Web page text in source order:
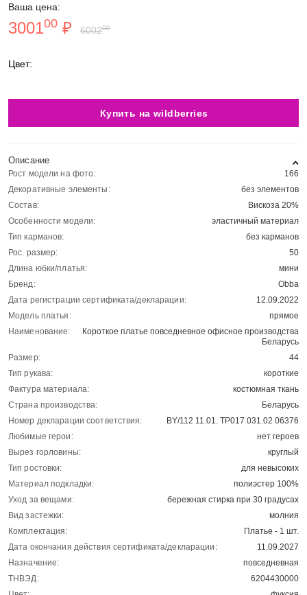
Ваша цена:
300100 ₽ 600200
Цвет:
Купить на wildberries
Описание
Рост модели на фото:
166
Декоративные элементы:
без элементов
Состав:
Вискоза 20%
Особенности модели:
эластичный материал
Тип карманов:
без карманов
Рос. размер:
50
Длина юбки/платья:
мини
Бренд:
Obba
Дата регистрации сертификата/декларации:
12.09.2022
Модель платья:
прямое
Наименование:
Короткое платье повседневное офисное производства
Беларусь
Размер:
44
Тип рукава:
короткие
Фактура материала:
костюмная ткань
Страна производства:
Беларусь
Номер декларации соответствия:
BY/112 11.01. TP017 031.02 06376
Любимые герои:
нет героев
Вырез горловины:
круглый
Тип ростовки:
для невысоких
Материал подкладки:
полиэстер 100%
Уход за вещами:
бережная стирка при 30 градусах
Вид застежки:
молния
Комплектация:
Платье - 1 шт.
Дата окончания действия сертификата/декларации:
11.09.2027
Назначение:
повседневная
ТНВЭД:
6204430000